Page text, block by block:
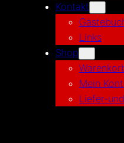
Kontakt
Links
Shop
Mein
Liefer-